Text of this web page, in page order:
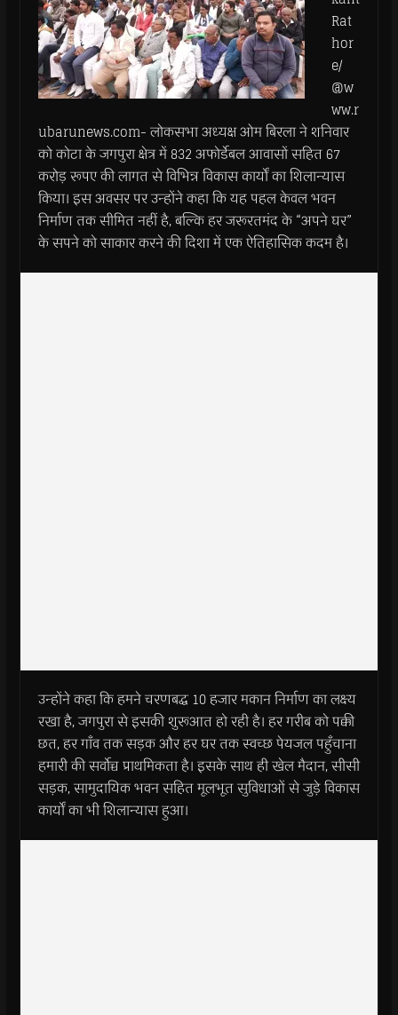
Rat
hor
e/
@w
ww.r
ubarunews.com- लोकसभा अध्यक्ष ओम बिरला ने शनिवार
को कोटा के जगपुरा क्षेत्र में 832 अफोर्डेबल आवासों सहित 67
करोड़ रूपए की लागत से विभिन्न विकास कार्यों का शिलान्यास
किया। इस अवसर पर उन्होंने कहा कि यह पहल केवल भवन
निर्माण तक सीमित नहीं है, बल्कि हर जरूरतमंद के “अपने घर”
के सपने को साकार करने की दिशा में एक ऐतिहासिक कदम है।
उन्होंने कहा कि हमने चरणबद्ध 10 हजार मकान निर्माण का लक्ष्य
रखा है, जगपुरा से इसकी शुरूआत हो रही है। हर गरीब को पक्की
छत, हर गाँव तक सड़क और हर घर तक स्वच्छ पेयजल पहुँचाना
हमारी की सर्वोच्च प्राथमिकता है। इसके साथ ही खेल मैदान, सीसी
सड़क, सामुदायिक भवन सहित मूलभूत सुविधाओं से जुड़े विकास
कार्यों का भी शिलान्यास हुआ।